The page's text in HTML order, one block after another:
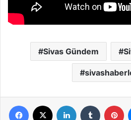
Sivas Gündem
Facebook LinkedIn Tumblr